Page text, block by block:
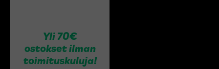
Yli 70€
ostokset ilman
toimituskuluja!